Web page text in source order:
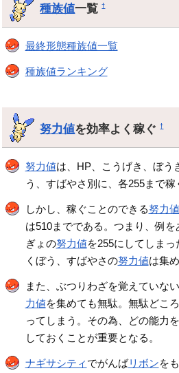
種族値一覧†
最終形態種族値一覧
種族値ランキング
努力値を効率よく稼ぐ†
努力値は、HP、こうげき、ぼう
う、すばやさ別に、各255まで稼
しかし、稼ぐことのできる努力値
は510までである。つまり、例
ぎょの努力値を255にしてしま
くぼう、すばやさの努力値は集
また、ぶつりわざを覚えていな
力値を集めても無駄。無駄どこ
ってしまう。その為、どの能力
しておくことが重要となる。
ナギサシティ でがんばリボンを